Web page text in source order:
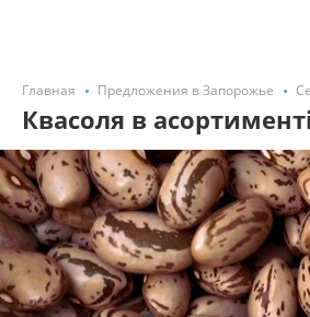
Главная Предложения в Запорожье
Квасоля в асортименті